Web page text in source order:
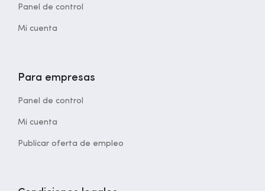
Panel de control
Mi cuenta
Para empresas
Panel de control
Mi cuenta
Publicar oferta de empleo